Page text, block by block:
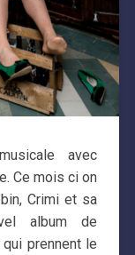
avec
Ce mois ci on
Crimi et sa
album de
prennent le